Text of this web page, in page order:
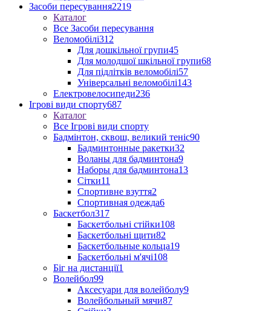
Засоби пересування2219
Каталог
Все Засоби пересування
Веломобілі312
Для дошкільної групи45
Для молодшої шкільної групи68
Для підлітків веломобілі57
Універсальні веломобілі143
Електровелосипеди236
Ігрові види спорту687
Каталог
Все Ігрові види спорту
Бадмінтон, сквош, великий теніс90
Бадминтонные ракетки32
Воланы для бадминтона9
Наборы для бадминтона13
Сітки11
Спортивне взуття2
Спортивная одежда6
Баскетбол317
Баскетбольні стійки108
Баскетбольні щити82
Баскетбольные кольца19
Баскетбольні м'ячі108
Біг на дистанції1
Волейбол99
Аксесуари для волейболу9
Волейбольный мячи87